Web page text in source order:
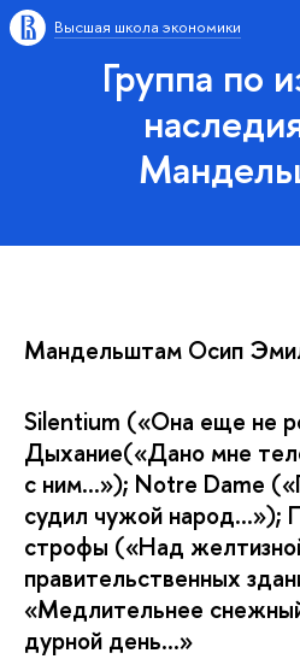
Высшая школа экономики
Группа по
Мандельштам Осип
Silentium («Она еще не
Дыхание(«Дано мне
с ним...»); Notre Damе
судил чужой народ...»);
строфы («Над
правительственных
«Медлительнее
дурной день...»